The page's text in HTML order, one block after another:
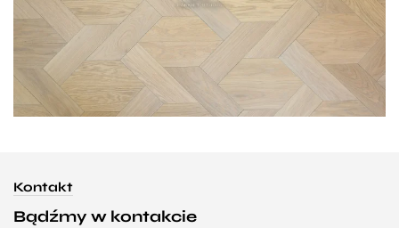
Kontakt
Bądźmy w kontakcie